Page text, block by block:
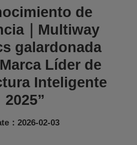
de
｜Multiway
galardonada
Líder de
Inteligente
2025”
：2026-02-03